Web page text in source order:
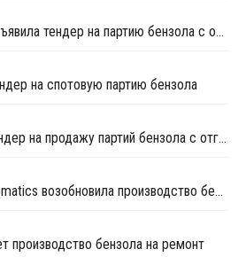
Lotte Chemical Titan объявила тендер на партию бензола с отгрузкой в июле
на спотовую партию бензола
Pertamina объявила тендер на продажу партий бензола с отгрузкой в мае - июне
Petronas Chemicals Aromatics возобновила производство бензола в Кертехе
производство бензола на ремонт